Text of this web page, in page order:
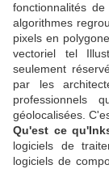
fonctionnalités de
algorithmes
pixels en
vectoriel tel
seulement
par les
géolocalisées.
Qu'est ce
logiciels de
logiciels de